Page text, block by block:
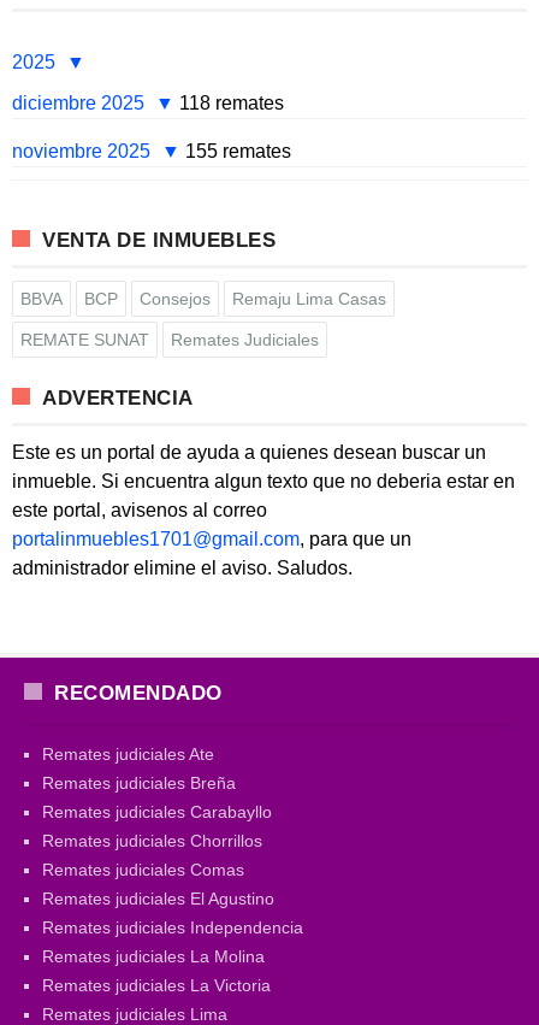
2025
diciembre 2025
118 remates
noviembre 2025 155 remates
VENTA DE INMUEBLES
BBVA BCP Consejos Remaju Lima Casas
REMATE SUNAT Remates Judiciales
ADVERTENCIA
Este es un portal de ayuda a quienes desean buscar un
inmueble. Si encuentra algun texto que no deberia estar en
este portal, avisenos al correo
portalinmuebles1701@gmail.com, para que un
administrador elimine el aviso. Saludos.
RECOMENDADO
Remates judiciales Ate
Remates judiciales Breña
Remates judiciales Carabayllo
Remates judiciales Chorrillos
Remates judiciales Comas
Remates judiciales El Agustino
Remates judiciales Independencia
Remates judiciales La Molina
Remates judiciales La Victoria
Remates judiciales Lima